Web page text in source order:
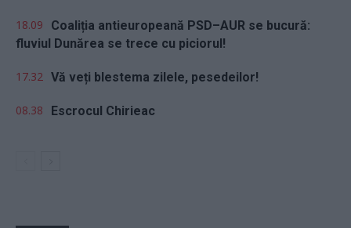
18.09
Coaliția antieuropeană PSD–AUR se bucură:
fluviul Dunărea se trece cu piciorul!
17.32 Vă veți blestema zilele, pesedeilor!
08.38 Escrocul Chirieac